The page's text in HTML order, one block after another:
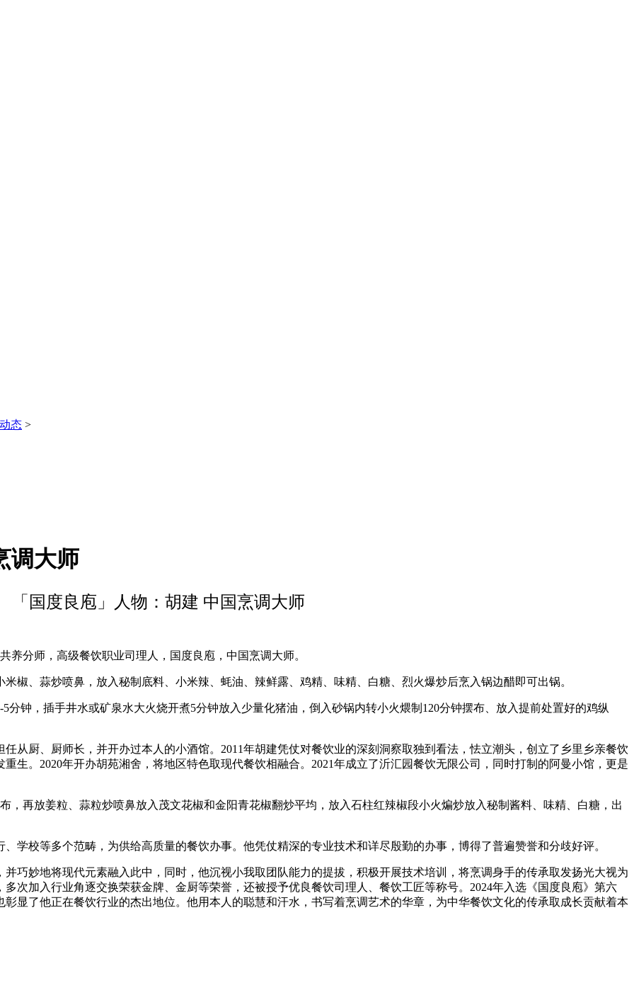
态 >
调大师
「国度良庖」人物：胡建 中国烹调大师
分师，高级餐饮职业司理人，国度良庖，中国烹调大师。
、蒜炒喷鼻，放入秘制底料、小米辣、蚝油、辣鲜露、鸡精、味精、白糖、烈火爆炒后烹入锅边醋即可出锅。
，插手井水或矿泉水大火烧开煮5分钟放入少量化猪油，倒入砂锅内转小火煨制120分钟摆布、放入提前处置好的鸡纵
厨、厨师长，并开办过本人的小酒馆。2011年胡建凭仗对餐饮业的深刻洞察取独到看法，怯立潮头，创立了乡里乡亲餐饮
生。2020年开办胡苑湘舍，将地区特色取现代餐饮相融合。2021年成立了沂汇园餐饮无限公司，同时打制的阿曼小馆，更是
放姜粒、蒜粒炒喷鼻放入茂文花椒和金阳青花椒翻炒平均，放入石柱红辣椒段小火煸炒放入秘制酱料、味精、白糖，出
校等多个范畴，为供给高质量的餐饮办事。他凭仗精深的专业技术和详尽殷勤的办事，博得了普遍赞誉和分歧好评。
妙地将现代元素融入此中，同时，他沉视小我取团队能力的提拔，积极开展技术培训，将烹调身手的传承取发扬光大视为
次加入行业角逐交换荣获金牌、金厨等荣誉，还被授予优良餐饮司理人、餐饮工匠等称号。2024年入选《国度良庖》第六
显了他正在餐饮行业的杰出地位。他用本人的聪慧和汗水，书写着烹调艺术的华章，为中华餐饮文化的传承取成长贡献着本